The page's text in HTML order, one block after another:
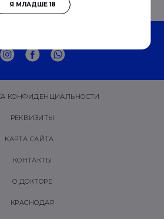
Я МЛАДШЕ 18
КОНФИДЕНЦИАЛЬНОСТИ
РЕКВИЗИТЫ
КАРТА САЙТА
КОНТАКТЫ
О ДОКТОРЕ
КРАСНОДАР